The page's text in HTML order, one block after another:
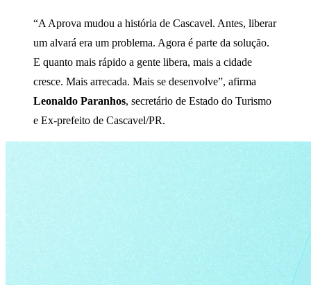
“A Aprova mudou a história de Cascavel. Antes, liberar
um alvará era um problema. Agora é parte da solução.
E quanto mais rápido a gente libera, mais a cidade
cresce. Mais arrecada. Mais se desenvolve”, afirma
Leonaldo Paranhos, secretário de Estado do Turismo
e Ex-prefeito de Cascavel/PR.